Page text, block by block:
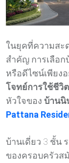
ในยุคที่ความสะ
สำคัญ การเลือก
หรือดีไซน์เพียง
โจทย์การใช้ชีวิ
หัวใจของ บ้านนิ
Pattana
บ้านเดี่ยว 3 ชั้น
ของครอบครัวส